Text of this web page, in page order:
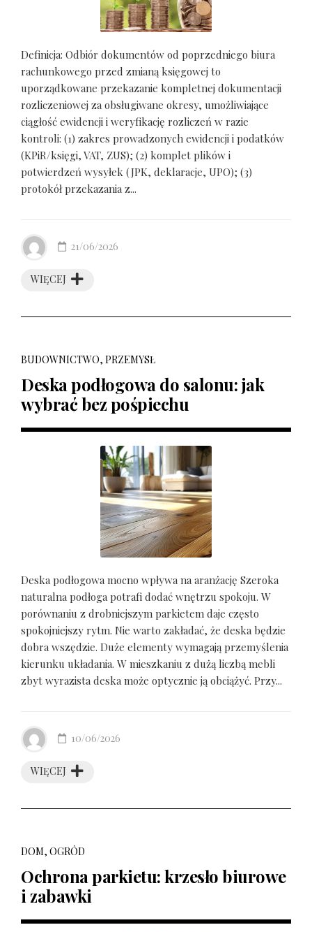
Definicja: Odbiór dokumentów od poprzedniego biura
rachunkowego przed zmianą księgowej to
uporządkowane przekazanie kompletnej dokumentacji
rozliczeniowej za obsługiwane okresy, umożliwiające
ciągłość ewidencji i weryfikację rozliczeń w razie
kontroli: (1) zakres prowadzonych ewidencji i podatków
(KPiR/księgi, VAT, ZUS); (2) komplet plików i
potwierdzeń wysyłek (JPK, deklaracje, UPO); (3)
protokół przekazania z...
WIĘCEJ
21/06/2026
BUDOWNICTWO, PRZEMYSŁ
Deska podłogowa do salonu: jak
wybrać bez pośpiechu
Deska podłogowa mocno wpływa na aranżację Szeroka
naturalna podłoga potrafi dodać wnętrzu spokoju. W
porównaniu z drobniejszym parkietem daje często
spokojniejszy rytm. Nie warto zakładać, że deska będzie
dobra wszędzie. Duże elementy wymagają przemyślenia
kierunku układania. W mieszkaniu z dużą liczbą mebli
zbyt wyrazista deska może optycznie ją obciążyć. Przy...
WIĘCEJ
10/06/2026
DOM, OGRÓD
Ochrona parkietu: krzesło biurowe
i zabawki